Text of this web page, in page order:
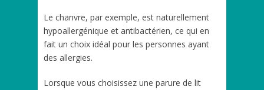
Le chanvre, par exemple, est naturellement
hypoallergénique et antibactérien, ce qui en
fait un choix idéal pour les personnes ayant
des allergies.
Lorsque vous choisissez une parure de lit